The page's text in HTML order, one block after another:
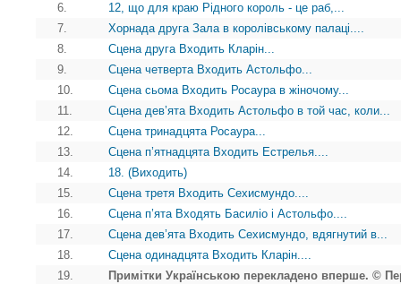
6.
12, що для краю Рідного король - це раб,...
7.
Хорнада друга Зала в королівському палаці....
8.
Сцена друга Входить Кларін...
9.
Сцена четверта Входить Астольфо...
10.
Сцена сьома Входить Росаура в жіночому...
11.
Сцена дев’ята Входить Астольфо в той час, коли...
12.
Сцена тринадцята Росаура...
13.
Сцена п’ятнадцята Входить Естрелья....
14.
18. (Виходить)
15.
Сцена третя Входить Сехисмундо....
16.
Сцена п’ята Входять Басиліо і Астольфо....
17.
Сцена дев’ята Входить Сехисмундо, вдягнутий в...
18.
Сцена одинадцята Входить Кларін....
19.
Примітки Українською перекладено вперше. ©